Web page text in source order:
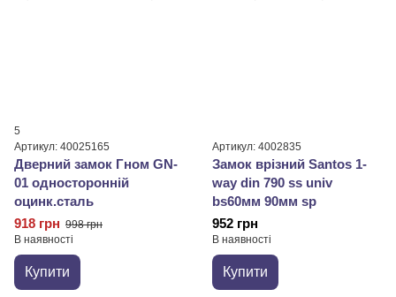
5
Артикул: 40025165
Дверний замок Гном GN-
01 односторонній
оцинк.сталь
918 грн 998 грн
В наявності
Купити
Артикул: 4002835
Замок врізний Santos 1-
way din 790 ss univ
bs60мм 90мм sp
952 грн
В наявності
Купити